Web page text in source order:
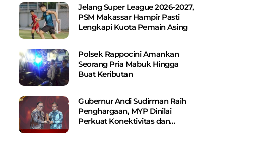
Jelang Super League 2026-2027,
PSM Makassar Hampir Pasti
Lengkapi Kuota Pemain Asing
Polsek Rappocini Amankan
Seorang Pria Mabuk Hingga
Buat Keributan
Gubernur Andi Sudirman Raih
Penghargaan, MYP Dinilai
Perkuat Konektivitas dan